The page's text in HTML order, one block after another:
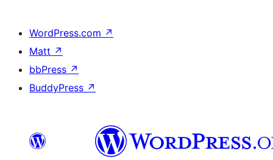
WordPress.com ↗
Matt ↗
bbPress ↗
BuddyPress ↗